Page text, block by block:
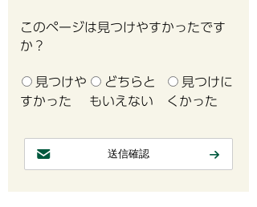
このページは見つけやすかったです
か？
見つけや
すかった
どちらと
もいえない
見つけに
くかった